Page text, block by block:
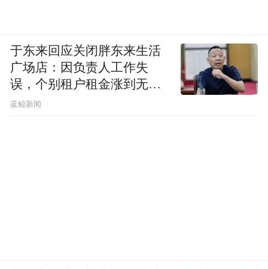
于东来回应关闭胖东来生活
广场店：因负责人工作失
误，个别租户租金涨到无法
想象
蓝鲸新闻